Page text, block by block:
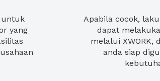
untuk
yang
Apabila cocok,
dapat
melalui XWORK,
anda siap